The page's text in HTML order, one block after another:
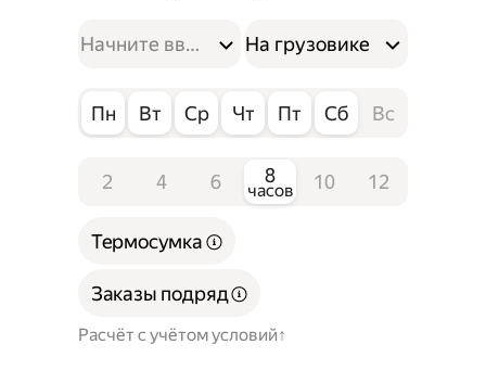
На грузовике
Пн Вт Ср Чт Пт Сб Вс
2 4 6 8
часов 10 12
Расчёт с учётом условий
Термосумка
Заказы подряд